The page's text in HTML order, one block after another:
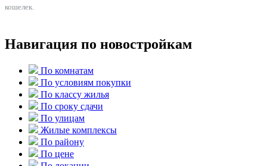
кошелек.
Навигация по новостройкам
По комнатам
По условиям покупки
По классу жилья
По сроку сдачи
По улицам
Жилые комплексы
По району
По цене